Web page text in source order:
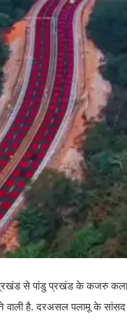
प्रखंड से पांडु प्रखंड के कजरु
वाली है. दरअसल पलामू के सांसद